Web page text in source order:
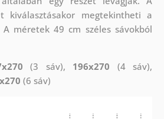
kiválasztásakor megtekintheti a
méretek 49 cm széles sávokból
(3 sáv), 196x270 (4 sáv),
(6 sáv)